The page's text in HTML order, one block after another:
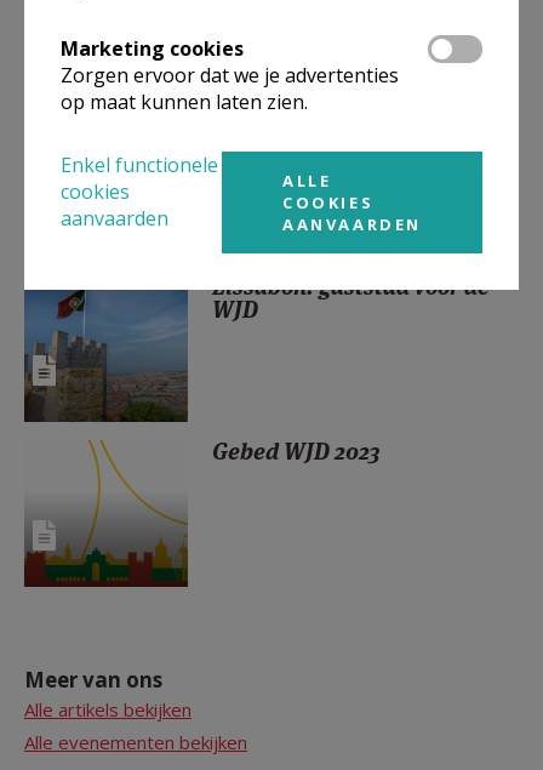
symbool
Lissabon: gaststad voor de
WJD
Gebed WJD 2023
Meer van ons
Alle artikels bekijken
Alle evenementen bekijken
Marketing cookies
Zorgen ervoor dat we je advertenties
op maat kunnen laten zien.
Enkel functionele
cookies
aanvaarden
ALLE
COOKIES
AANVAARDEN